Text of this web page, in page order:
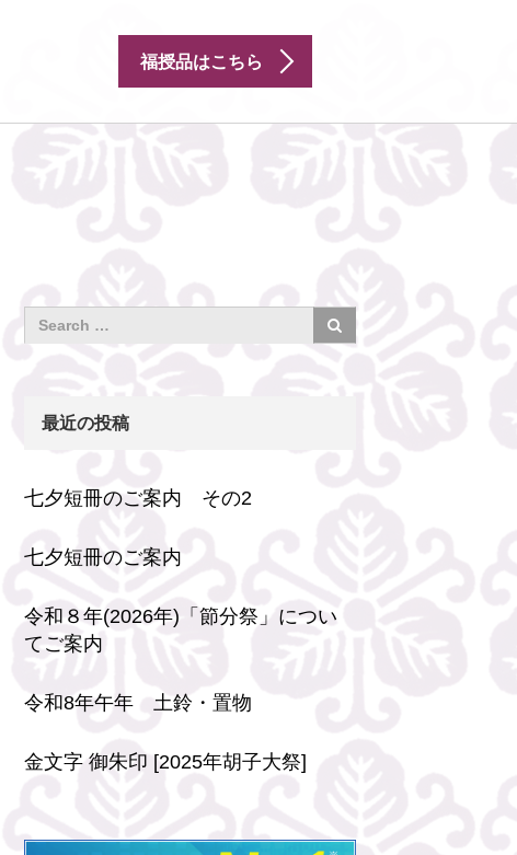
福授品はこちら
最近の投稿
七夕短冊のご案内 その2
七夕短冊のご案内
令和８年(2026年)「節分祭」につい
てご案内
令和8年午年 土鈴・置物
金文字 御朱印 [2025年胡子大祭]